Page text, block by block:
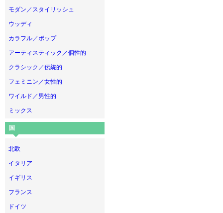
モダン／スタイリッシュ
ウッディ
カラフル／ポップ
アーティスティック／個性的
クラシック／伝統的
フェミニン／女性的
ワイルド／男性的
ミックス
国
北欧
イタリア
イギリス
フランス
ドイツ